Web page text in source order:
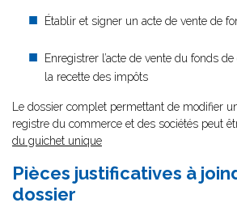
Établir et signer un acte de vente de
Enregistrer l’acte de vente du fonds
la recette des impôts
Le dossier complet permettant de modifier
registre du commerce et des sociétés peut
du guichet unique
Pièces justificatives à
dossier